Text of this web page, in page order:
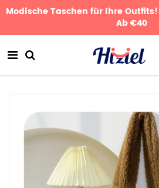
Modische Taschen für Ihre
Ab €40